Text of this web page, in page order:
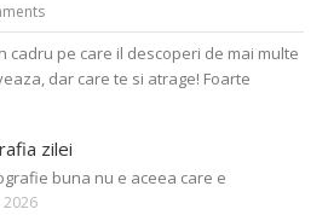
cadru pe care il descoperi de mai multe
dar care te si atrage! Foarte
zilei
buna nu e aceea care e
2026